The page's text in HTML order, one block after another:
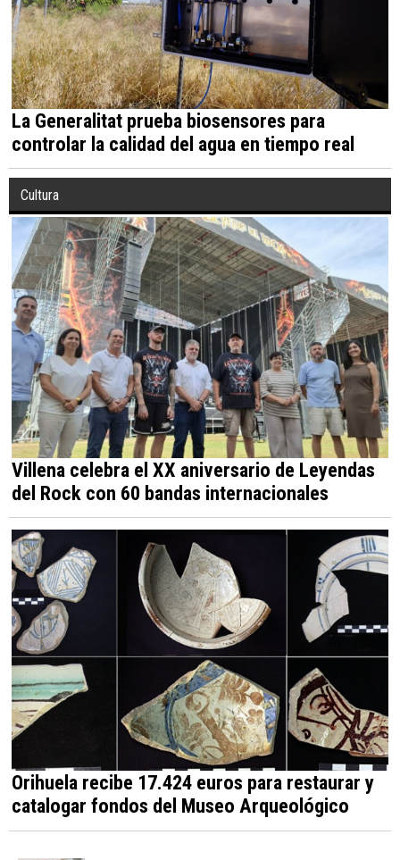
La Generalitat prueba biosensores para
controlar la calidad del agua en tiempo real
Cultura
Villena celebra el XX aniversario de Leyendas
del Rock con 60 bandas internacionales
Orihuela recibe 17.424 euros para restaurar y
catalogar fondos del Museo Arqueológico